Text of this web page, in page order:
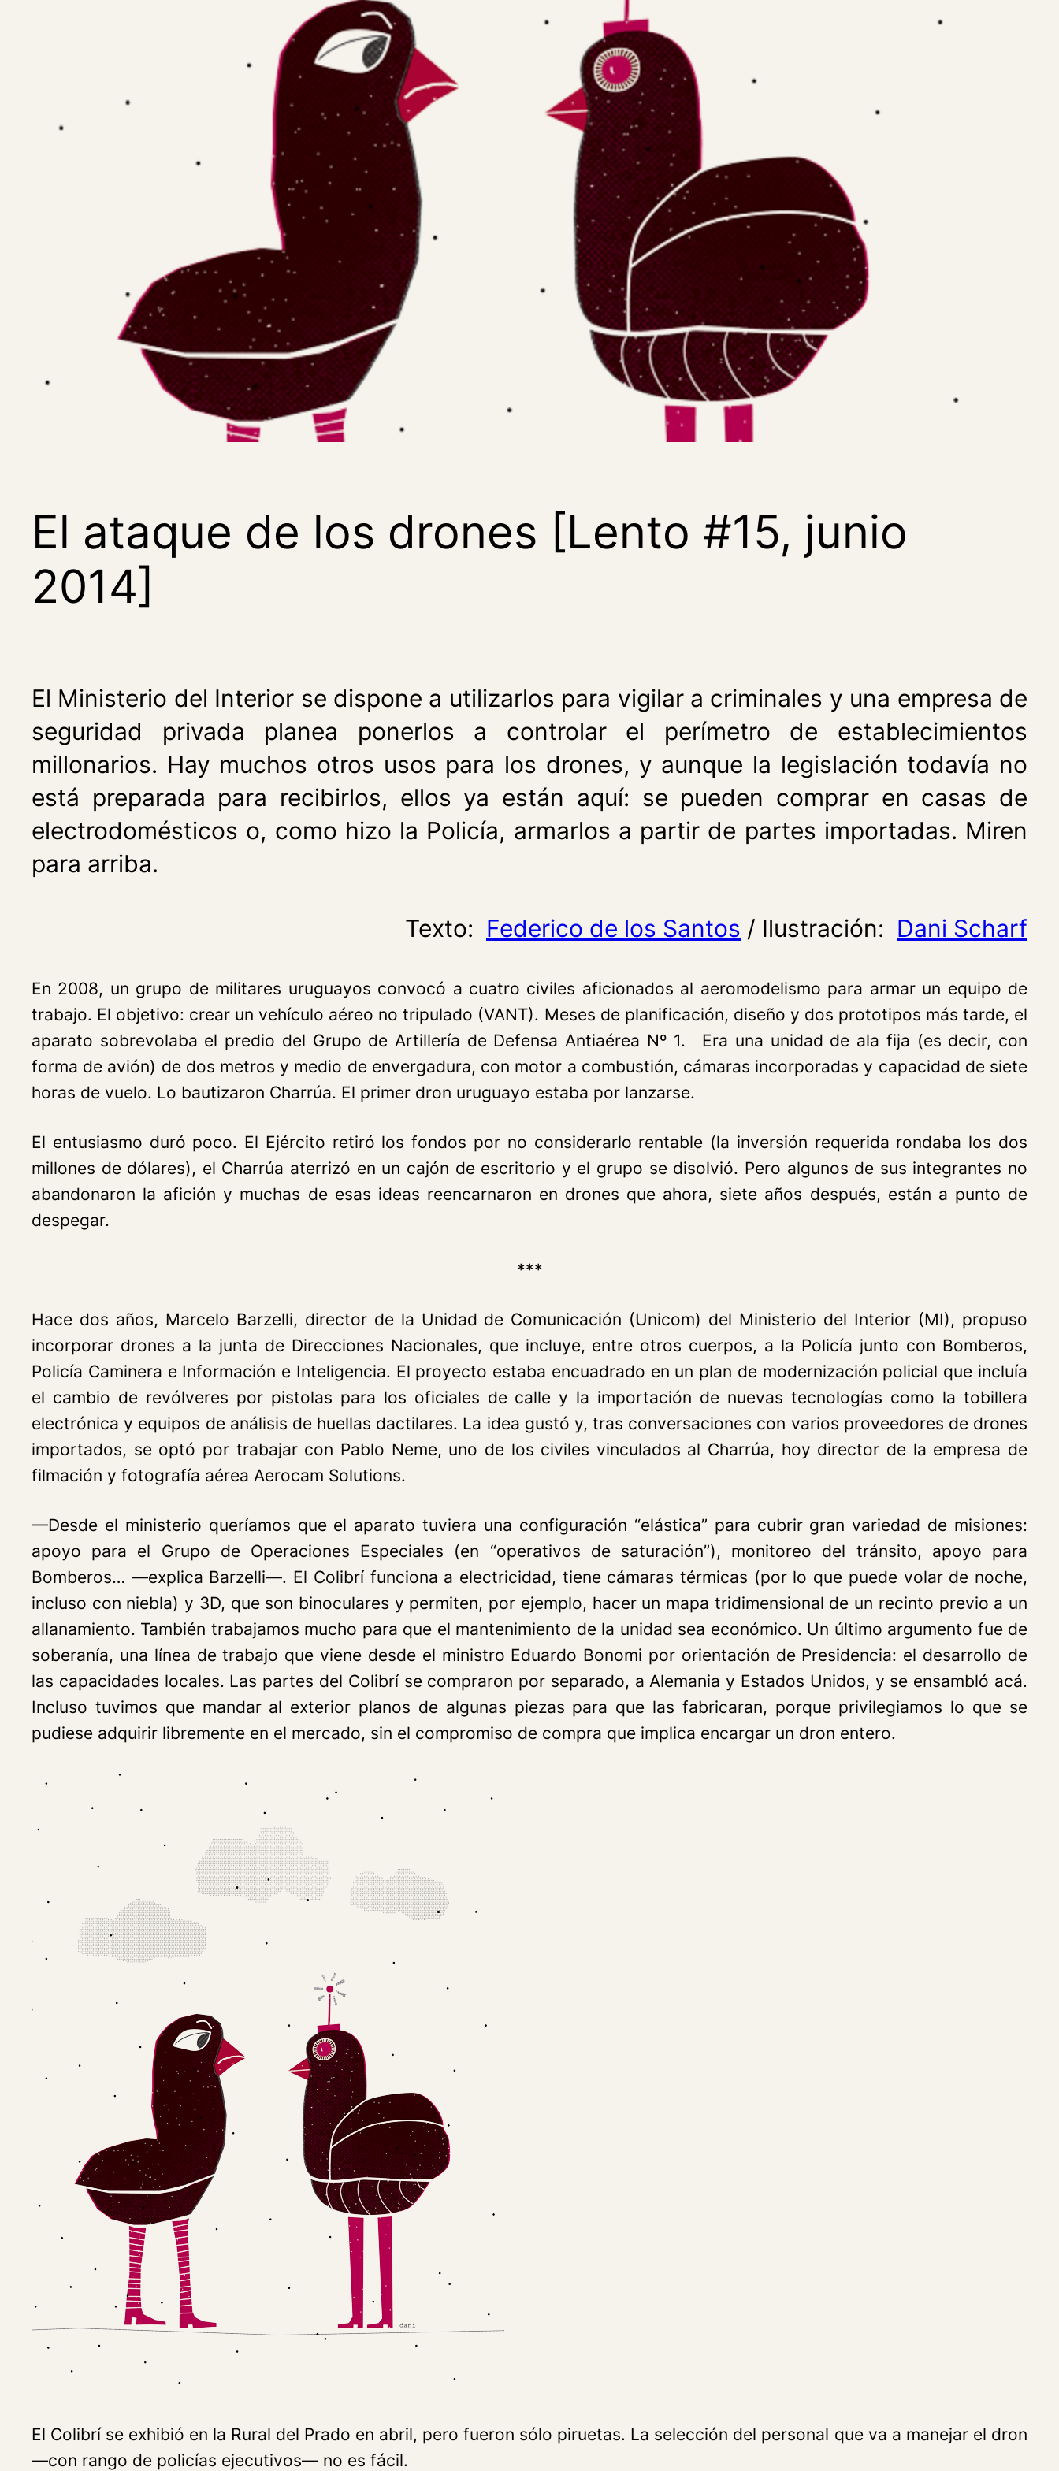
El ataque de los drones [Lento #15, junio
2014]
El Ministerio del Interior se dispone a utilizarlos para vigilar a criminales y una empresa de
seguridad privada planea ponerlos a controlar el perímetro de establecimientos
millonarios. Hay muchos otros usos para los drones, y aunque la legislación todavía no
está preparada para recibirlos, ellos ya están aquí: se pueden comprar en casas de
electrodomésticos o, como hizo la Policía, armarlos a partir de partes importadas. Miren
para arriba.
Texto: Federico de los Santos / Ilustración: Dani Scharf
En 2008, un grupo de militares uruguayos convocó a cuatro civiles aficionados al aeromodelismo para armar un equipo de
trabajo. El objetivo: crear un vehículo aéreo no tripulado (VANT). Meses de planificación, diseño y dos prototipos más tarde, el
aparato sobrevolaba el predio del Grupo de Artillería de Defensa Antiaérea Nº 1. Era una unidad de ala fija (es decir, con
forma de avión) de dos metros y medio de envergadura, con motor a combustión, cámaras incorporadas y capacidad de siete
horas de vuelo. Lo bautizaron Charrúa. El primer dron uruguayo estaba por lanzarse.
El entusiasmo duró poco. El Ejército retiró los fondos por no considerarlo rentable (la inversión requerida rondaba los dos
millones de dólares), el Charrúa aterrizó en un cajón de escritorio y el grupo se disolvió. Pero algunos de sus integrantes no
abandonaron la afición y muchas de esas ideas reencarnaron en drones que ahora, siete años después, están a punto de
despegar.
***
Hace dos años, Marcelo Barzelli, director de la Unidad de Comunicación (Unicom) del Ministerio del Interior (MI), propuso
incorporar drones a la junta de Direcciones Nacionales, que incluye, entre otros cuerpos, a la Policía junto con Bomberos,
Policía Caminera e Información e Inteligencia. El proyecto estaba encuadrado en un plan de modernización policial que incluía
el cambio de revólveres por pistolas para los oficiales de calle y la importación de nuevas tecnologías como la tobillera
electrónica y equipos de análisis de huellas dactilares. La idea gustó y, tras conversaciones con varios proveedores de drones
importados, se optó por trabajar con Pablo Neme, uno de los civiles vinculados al Charrúa, hoy director de la empresa de
filmación y fotografía aérea Aerocam Solutions.
—Desde el ministerio queríamos que el aparato tuviera una configuración “elástica” para cubrir gran variedad de misiones:
apoyo para el Grupo de Operaciones Especiales (en “operativos de saturación”), monitoreo del tránsito, apoyo para
Bomberos… —explica Barzelli—. El Colibrí funciona a electricidad, tiene cámaras térmicas (por lo que puede volar de noche,
incluso con niebla) y 3D, que son binoculares y permiten, por ejemplo, hacer un mapa tridimensional de un recinto previo a un
allanamiento. También trabajamos mucho para que el mantenimiento de la unidad sea económico. Un último argumento fue de
soberanía, una línea de trabajo que viene desde el ministro Eduardo Bonomi por orientación de Presidencia: el desarrollo de
las capacidades locales. Las partes del Colibrí se compraron por separado, a Alemania y Estados Unidos, y se ensambló acá.
Incluso tuvimos que mandar al exterior planos de algunas piezas para que las fabricaran, porque privilegiamos lo que se
pudiese adquirir libremente en el mercado, sin el compromiso de compra que implica encargar un dron entero.
El Colibrí se exhibió en la Rural del Prado en abril, pero fueron sólo piruetas. La selección del personal que va a manejar el dron
—con rango de policías ejecutivos— no es fácil.